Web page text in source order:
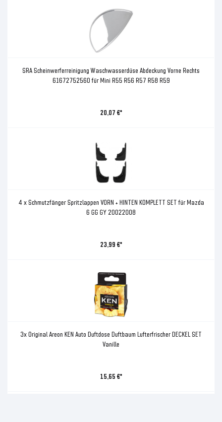
SRA Scheinwerferreinigung Waschwasserdüse Abdeckung Vorne Rechts
61672752560 für Mini R55 R56 R57 R58 R59
20,07 €*
4 x Schmutzfänger Spritzlappen VORN + HINTEN KOMPLETT SET für Mazda
6 GG GY 20022008
23,99 €*
3x Original Areon KEN Auto Duftdose Duftbaum Lufterfrischer DECKEL SET
Vanille
15,65 €*